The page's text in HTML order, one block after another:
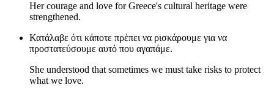
Her courage and love for Greece's cultural heritage were
strengthened.
Κατάλαβε ότι κάποτε πρέπει να ρισκάρουμε για να
προστατεύσουμε αυτό που αγαπάμε.
She understood that sometimes we must take risks to protect
what we love.